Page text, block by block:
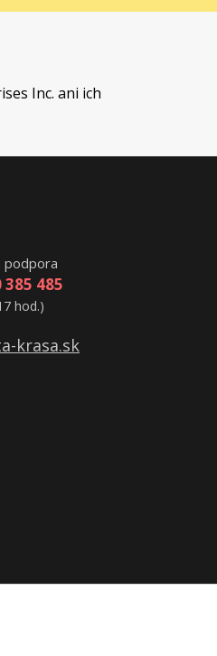
Inc. ani ich
podpora
385 485
hod.)
krasa.sk